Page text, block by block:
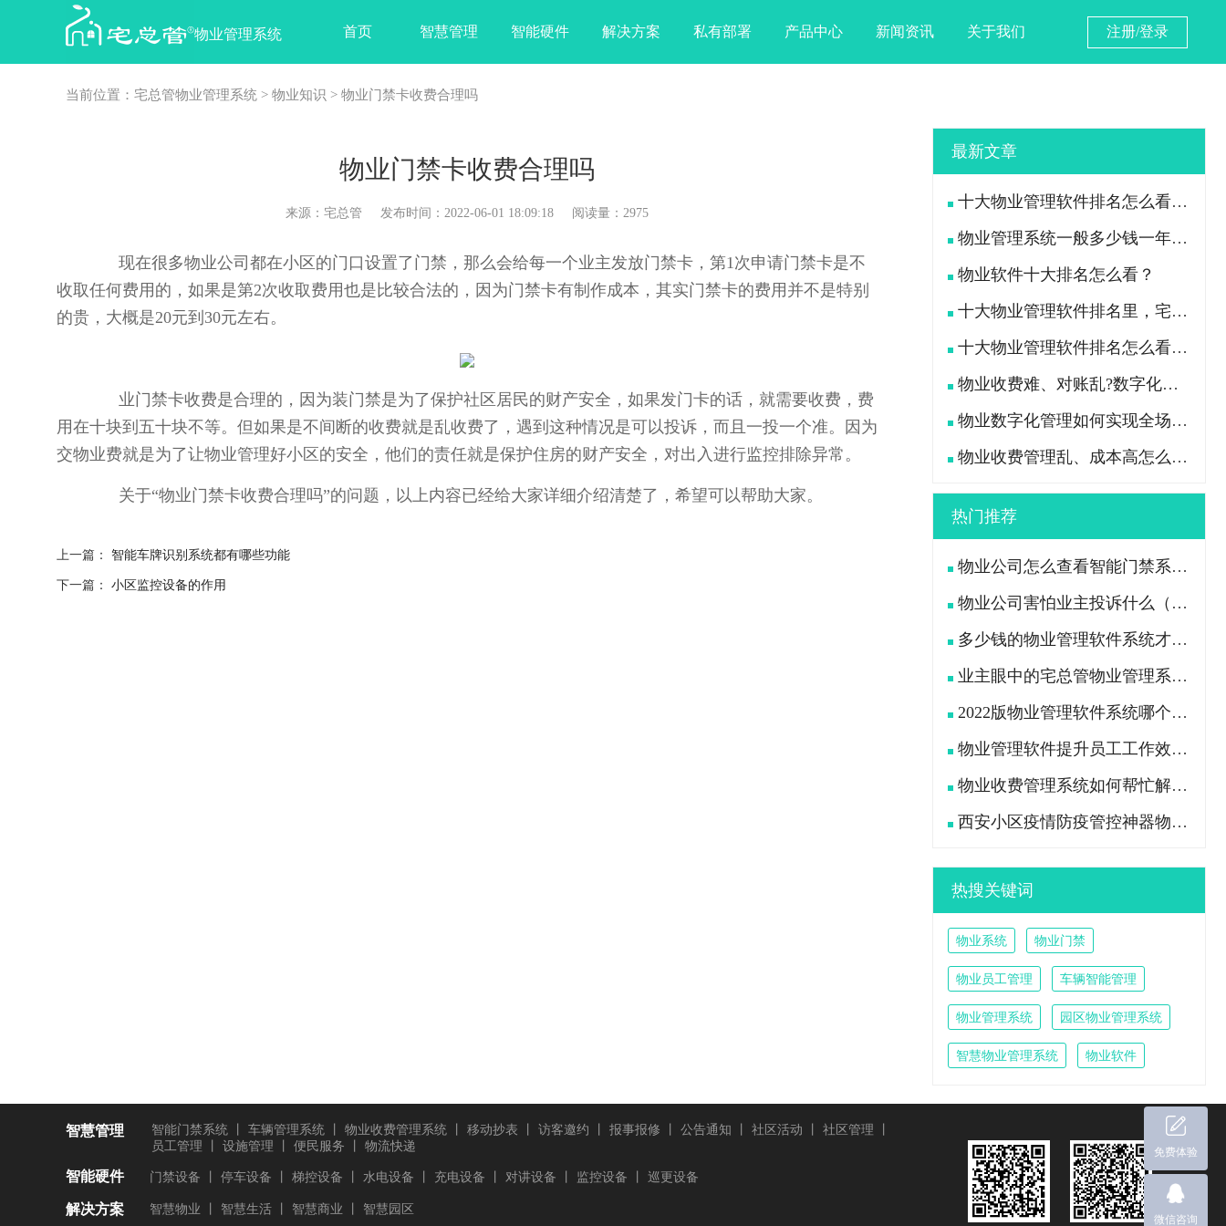
物业管理系统 首页 智慧管理 智能硬件 解决方案 私有部署 产品中心 新闻资讯 关于我们 注册/登录
免费体验
微信咨询
当前位置： 宅总管物业管理系统 > 物业知识 > 物业门禁卡收费合理吗
物业门禁卡收费合理吗
来源：宅总管 发布时间：2022-06-01 18:09:18 阅读量：2975
现在很多物业公司都在小区的门口设置了门禁，那么会给每一个业主发放门禁卡，第1次申请门禁卡是不
收取任何费用的，如果是第2次收取费用也是比较合法的，因为门禁卡有制作成本，其实门禁卡的费用并不是特别
的贵，大概是20元到30元左右。
业门禁卡收费是合理的，因为装门禁是为了保护社区居民的财产安全，如果发门卡的话，就需要收费，费
用在十块到五十块不等。但如果是不间断的收费就是乱收费了，遇到这种情况是可以投诉，而且一投一个准。因为
交物业费就是为了让物业管理好小区的安全，他们的责任就是保护住房的财产安全，对出入进行监控排除异常。
关于“物业门禁卡收费合理吗”的问题，以上内容已经给大家详细介绍清楚了，希望可以帮助大家。
上一篇： 智能车牌识别系统都有哪些功能
下一篇： 小区监控设备的作用
最新文章
十大物业管理软件排名怎么看？宅总管靠什么在榜上站住脚？
物业管理系统一般多少钱一年？宅总管一年费用多少？
物业软件十大排名怎么看？
十大物业管理软件排名里，宅总管凭什么被300多家物业公司选择？
十大物业管理软件排名怎么看？宅总管凭什么能进榜？
物业收费难、对账乱?数字化手段如何落地解决
物业数字化管理如何实现全场景高效管控？
物业收费管理乱、成本高怎么办？
热门推荐
物业公司怎么查看智能门禁系统中行人及车辆出入记录
物业公司害怕业主投诉什么（业主用什么办法“治”物业公司）
多少钱的物业管理软件系统才是功能全且好用的？
业主眼中的宅总管物业管理系统APP是什么样的?
2022版物业管理软件系统哪个好（挑选物业软件看这7点）
物业管理软件提升员工工作效率、减轻工作压力
物业收费管理系统如何帮忙解决物业公司收费困难问题
西安小区疫情防疫管控神器物业管理系统
热搜关键词
物业系统 物业门禁
物业员工管理 车辆智能管理
物业管理系统 园区物业管理系统
智慧物业管理系统 物业软件
智慧管理 智能门禁系统 车辆管理系统 物业收费管理系统 移动抄表 访客邀约 报事报修 公告通知 社区活动 社区管理
员工管理
设施管理 便民服务 物流快递
智能硬件 门禁设备 停车设备 梯控设备 水电设备 充电设备 对讲设备 监控设备 巡更设备
解决方案 智慧物业 智慧生活 智慧商业 智慧园区